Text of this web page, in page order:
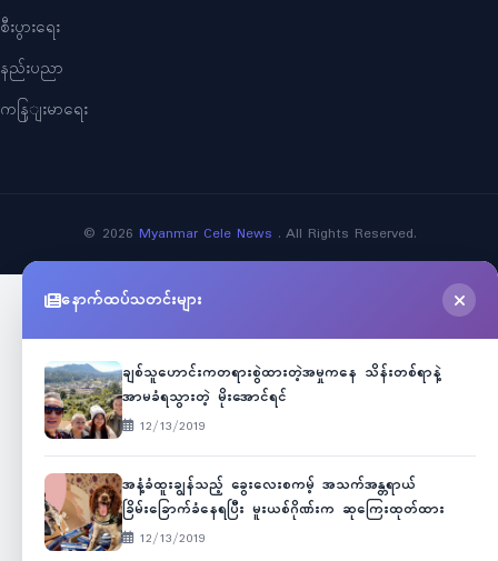
စီးပွားရေး
နည်းပညာ
ကနြျးမာရေး
© 2026 Myanmar Cele News . All Rights Reserved.
နောက်ထပ်သတင်းများ
ချစ်သူဟောင်းကတရားစွဲထားတဲ့အမှုကနေ သိန်းတစ်ရာနဲ့
အာမခံရသွားတဲ့ မိုးအောင်ရင်
12/13/2019
အနံ့ခံထူးချွန်သည့် ခွေးလေးစကမ့် အသက်အန္တရာယ်
ခြိမ်းခြောက်ခံနေရပြီး မူးယစ်ဂိုဏ်းက ဆုကြေးထုတ်ထား
12/13/2019